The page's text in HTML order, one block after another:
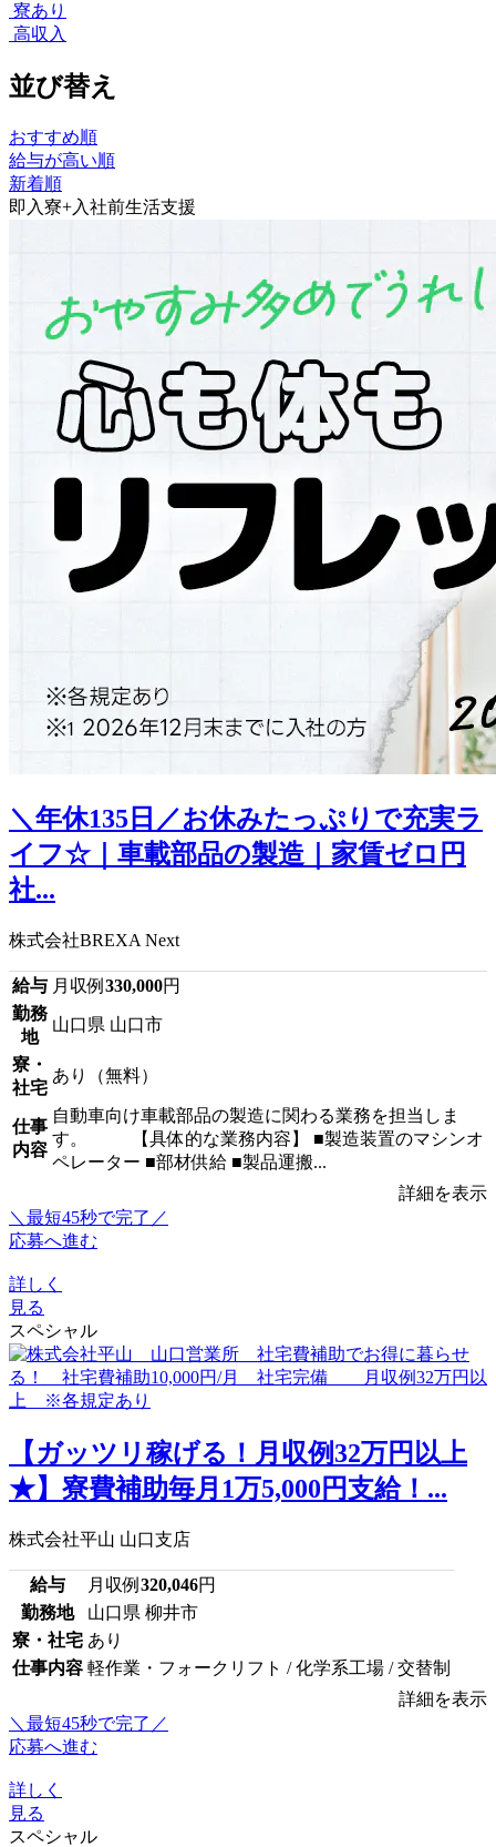
寮あり
高収入
並び替え
おすすめ順
給与が高い順
新着順
即入寮+入社前生活支援
＼年休135日／お休みたっぷりで充実ラ
イフ☆｜車載部品の製造｜家賃ゼロ円
社...
株式会社BREXA Next
給与 月収例 330,000円
勤務
地
山口県 山口市
寮・
社宅
あり（無料）
仕事
内容
自動車向け車載部品の製造に関わる業務を担当しま
す。 【具体的な業務内容】 ■製造装置のマシンオ
ペレーター ■部材供給 ■製品運搬...
詳細を表示
＼最短45秒で完了／
応募へ進む
詳しく
見る
スペシャル
【ガッツリ稼げる！月収例32万円以上
★】寮費補助毎月1万5,000円支給！...
株式会社平山 山口支店
給与 月収例 320,046円
勤務地
山口県 柳井市
寮・社宅 あり
仕事内容 軽作業・フォークリフト / 化学系工場 / 交替制
詳細を表示
＼最短45秒で完了／
応募へ進む
詳しく
見る
スペシャル